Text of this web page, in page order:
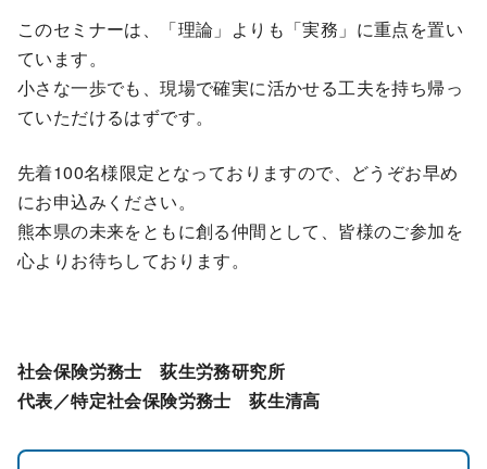
このセミナーは、「理論」よりも「実務」に重点を置い
ています。
小さな一歩でも、現場で確実に活かせる工夫を持ち帰っ
ていただけるはずです。
先着100名様限定となっておりますので、どうぞお早め
にお申込みください。
熊本県の未来をともに創る仲間として、皆様のご参加を
心よりお待ちしております。
社会保険労務士 荻生労務研究所
代表／特定社会保険労務士 荻生清高